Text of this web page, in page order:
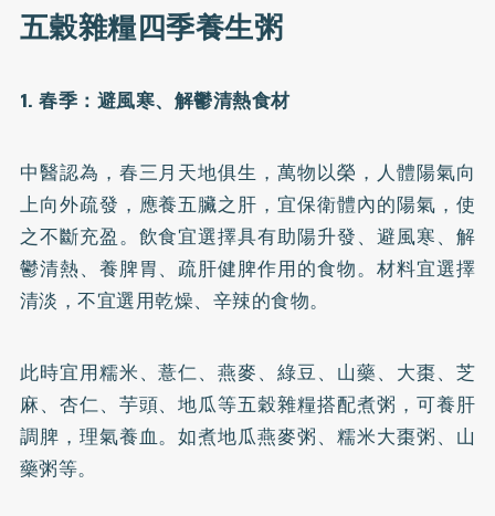
五穀雜糧四季養生粥
1. 春季：避風寒、解鬱清熱食材
中醫認為，春三月天地俱生，萬物以榮，人體陽氣向
上向外疏發，應養五臟之肝，宜保衛體內的陽氣，使
之不斷充盈。飲食宜選擇具有助陽升發、避風寒、解
鬱清熱、養脾胃、疏肝健脾作用的食物。材料宜選擇
清淡，不宜選用乾燥、辛辣的食物。
此時宜用糯米、薏仁、燕麥、綠豆、山藥、大棗、芝
麻、杏仁、芋頭、地瓜等五穀雜糧搭配煮粥，可養肝
調脾，理氣養血。如煮地瓜燕麥粥、糯米大棗粥、山
藥粥等。